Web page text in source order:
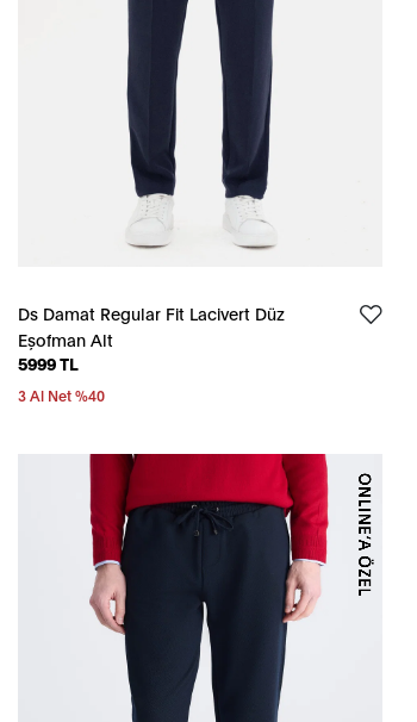
Ds Damat Regular Fit Lacivert Düz
Eşofman Alt
5999 TL
3 Al Net %40